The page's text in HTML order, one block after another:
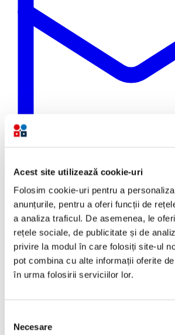
Acest site utilizează cookie-uri
Folosim cookie-uri pentru a
anunțurile, pentru a oferi funcții de
a analiza traficul. De asemenea, le
rețele sociale, de publicitate și de
privire la modul în care folosiți site-ul
pot combina cu alte informații oferite
în urma folosirii serviciilor lor.
consimțământului
Necesare
Email
Copiază link
Restaurantul Panoramic de pe Tâmpa,
Cuprins